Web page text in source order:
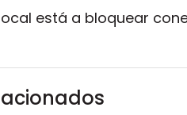
está a bloquear